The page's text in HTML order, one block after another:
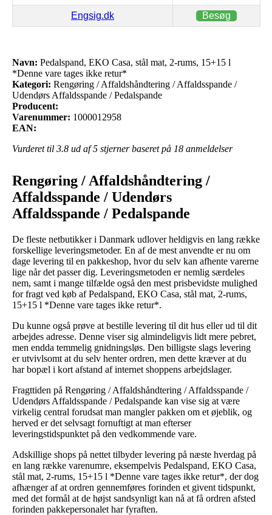
Engsig.dk Besøg
Navn: Pedalspand, EKO Casa, stål mat, 2-rums, 15+15 l
*Denne vare tages ikke retur*
Kategori: Rengøring / Affaldshåndtering / Affaldsspande /
Udendørs Affaldsspande / Pedalspande
Producent:
Varenummer: 1000012958
EAN:
Vurderet til 3.8 ud af 5 stjerner baseret på 18 anmeldelser
Rengøring / Affaldshåndtering /
Affaldsspande / Udendørs
Affaldsspande / Pedalspande
De fleste netbutikker i Danmark udlover heldigvis en lang række
forskellige leveringsmetoder. En af de mest anvendte er nu om
dage levering til en pakkeshop, hvor du selv kan afhente varerne
lige når det passer dig. Leveringsmetoden er nemlig særdeles
nem, samt i mange tilfælde også den mest prisbevidste mulighed
for fragt ved køb af Pedalspand, EKO Casa, stål mat, 2-rums,
15+15 l *Denne vare tages ikke retur*.
Du kunne også prøve at bestille levering til dit hus eller ud til dit
arbejdes adresse. Denne viser sig almindeligvis lidt mere pebret,
men endda temmelig gnidningsløs. Den billigste slags levering
er utvivlsomt at du selv henter ordren, men dette kræver at du
har bopæl i kort afstand af internet shoppens arbejdslager.
Fragttiden på Rengøring / Affaldshåndtering / Affaldsspande /
Udendørs Affaldsspande / Pedalspande kan vise sig at være
virkelig central forudsat man mangler pakken om et øjeblik, og
herved er det selvsagt fornuftigt at man efterser
leveringstidspunktet på den vedkommende vare.
Adskillige shops på nettet tilbyder levering på næste hverdag på
en lang række varenumre, eksempelvis Pedalspand, EKO Casa,
stål mat, 2-rums, 15+15 l *Denne vare tages ikke retur*, der dog
afhænger af at ordren gennemføres forinden et givent tidspunkt,
med det formål at de højst sandsynligt kan nå at få ordren afsted
forinden pakkepersonalet har fyraften.